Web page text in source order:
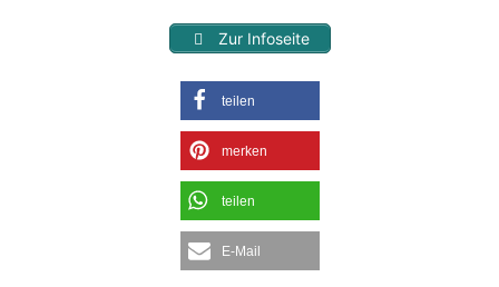
Zur Infoseite
teilen
merken
teilen
E-Mail